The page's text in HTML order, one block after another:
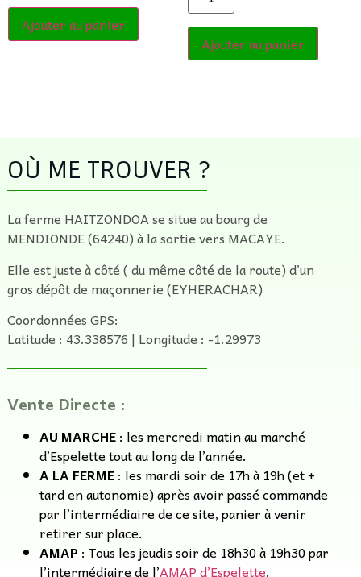
Ajouter au panier
Ajouter au panier
OÙ ME TROUVER ?
La ferme HAITZONDOA se situe au bourg de
MENDIONDE (64240) à la sortie vers MACAYE.
Elle est juste à côté ( du même côté de la route) d’un
gros dépôt de maçonnerie (EYHERACHAR)
Coordonnées GPS:
Latitude : 43.338576 | Longitude : -1.29973
Vente Directe :
AU MARCHE: les mercredi matin au marché
d’Espelette tout au long de l’année.
A LA FERME: les mardi soir de 17h à 19h (et +
tard en autonomie) après avoir passé commande
par l’intermédiaire de ce site, panier à venir
retirer sur place.
AMAP : Tous les jeudis soir de 18h30 à 19h30 par
l’intermédiaire de l’AMAP d’Espelette.